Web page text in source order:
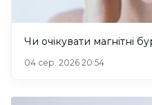
Чи очікувати магнітні
04 сер. 2026 20:54